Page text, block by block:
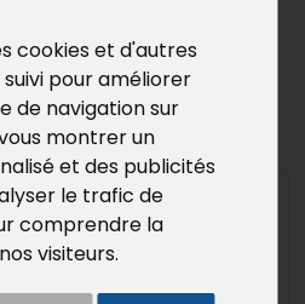
cookies et d'autres
pour améliorer
de navigation sur
montrer un
et des publicités
le trafic de
comprendre la
visiteurs.
de 1 à 22 kW, avec des
pneumatiques, adaptées à
spécifiques.
Demandez un Devis